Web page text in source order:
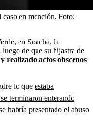
caso en mención. Foto:
en Soacha, la
de que su hijastra de
realizado actos obscenos
lo que estaba
terminaron enterando
habría presentado el abuso